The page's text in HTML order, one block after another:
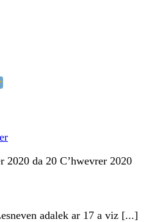
2020 da 20 Cʼhwevrer 2020
adalek ar 17 a viz [...]